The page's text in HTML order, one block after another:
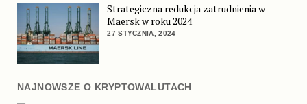
Strategiczna redukcja zatrudnienia w
Maersk w roku 2024
27 STYCZNIA, 2024
NAJNOWSZE O KRYPTOWALUTACH